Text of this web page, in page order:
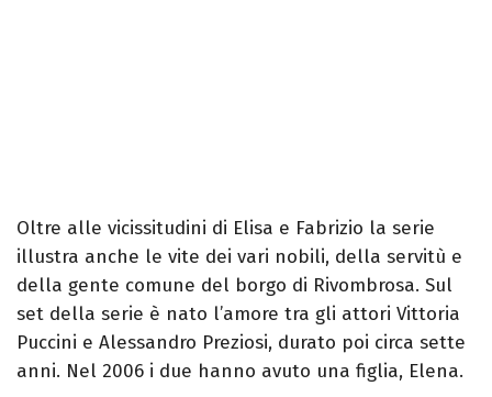
Oltre alle vicissitudini di Elisa e Fabrizio la serie
illustra anche le vite dei vari nobili, della servitù e
della gente comune del borgo di Rivombrosa. Sul
set della serie è nato l’amore tra gli attori Vittoria
Puccini e Alessandro Preziosi, durato poi circa sette
anni. Nel 2006 i due hanno avuto una figlia, Elena.